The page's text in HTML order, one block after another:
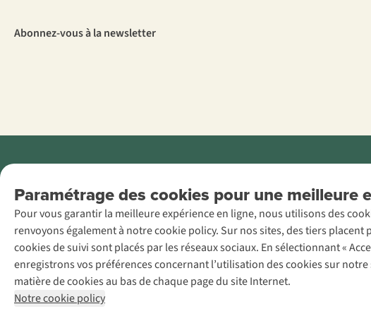
Paramétrage des cookies pour une meilleure
Pour vous garantir la meilleure expérience en ligne, nous utilisons des
renvoyons également à notre cookie policy. Sur nos sites, des tiers
cookies de suivi sont placés par les réseaux sociaux. En sélectionnant «
enregistrons vos préférences concernant l’utilisation des cookies sur
matière de cookies au bas de chaque page du site Internet.
Notre cookie policy
Abonnez-vous à la newsletter
AS Adventure
France SAS,
Rue du Vieux
Faubourg 14, F-
59000 Lille
+32 (0)3 828
30 15